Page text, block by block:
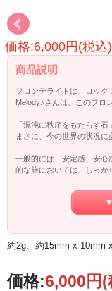
価格:6,000円(税込)
商品説明
フロンデライトは、ロック
Melody♪さんは、このフロ
「混沌に秩序をもたらす石
まさに、今の世界の状況に
一般的には、安定感、安心
的な旅においては、しっか
ゴールドカラーのワイヤ
チャクラトリートメント
約2g、約15mm x 10mm
価格:6,000円(